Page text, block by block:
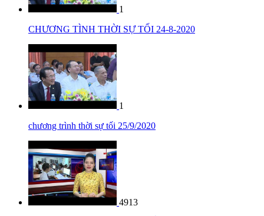
1
CHƯƠNG TÌNH THỜI SỰ TỐI 24-8-2020
1
chương trình thời sự tối 25/9/2020
4913